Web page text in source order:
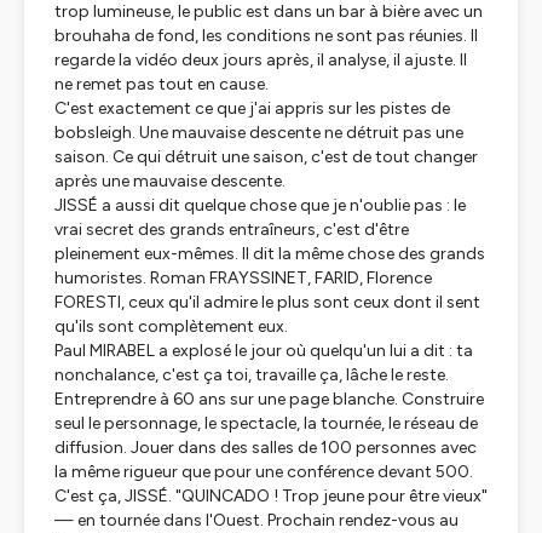
trop lumineuse, le public est dans un bar à bière avec un
brouhaha de fond, les conditions ne sont pas réunies. Il
regarde la vidéo deux jours après, il analyse, il ajuste. Il
ne remet pas tout en cause.
C'est exactement ce que j'ai appris sur les pistes de
bobsleigh. Une mauvaise descente ne détruit pas une
saison. Ce qui détruit une saison, c'est de tout changer
après une mauvaise descente.
JISSÉ a aussi dit quelque chose que je n'oublie pas : le
vrai secret des grands entraîneurs, c'est d'être
pleinement eux-mêmes. Il dit la même chose des grands
humoristes. Roman FRAYSSINET, FARID, Florence
FORESTI, ceux qu'il admire le plus sont ceux dont il sent
qu'ils sont complètement eux.
Paul MIRABEL a explosé le jour où quelqu'un lui a dit : ta
nonchalance, c'est ça toi, travaille ça, lâche le reste.
Entreprendre à 60 ans sur une page blanche. Construire
seul le personnage, le spectacle, la tournée, le réseau de
diffusion. Jouer dans des salles de 100 personnes avec
la même rigueur que pour une conférence devant 500.
C'est ça, JISSÉ. "QUINCADO ! Trop jeune pour être vieux"
— en tournée dans l'Ouest. Prochain rendez-vous au